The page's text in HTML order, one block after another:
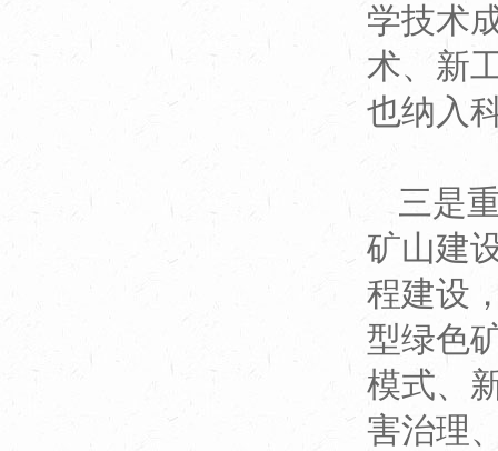
学技术
术、新
也纳入
三是
矿山建
程建设
型绿色
模式、
害治理